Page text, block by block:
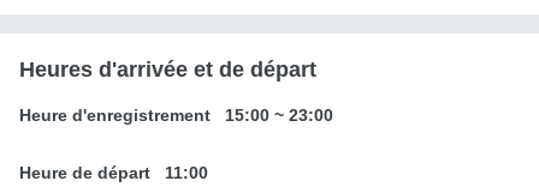
Heures d'arrivée et de départ
Heure d'enregistrement 15:00 ~ 23:00
Heure de départ
11:00